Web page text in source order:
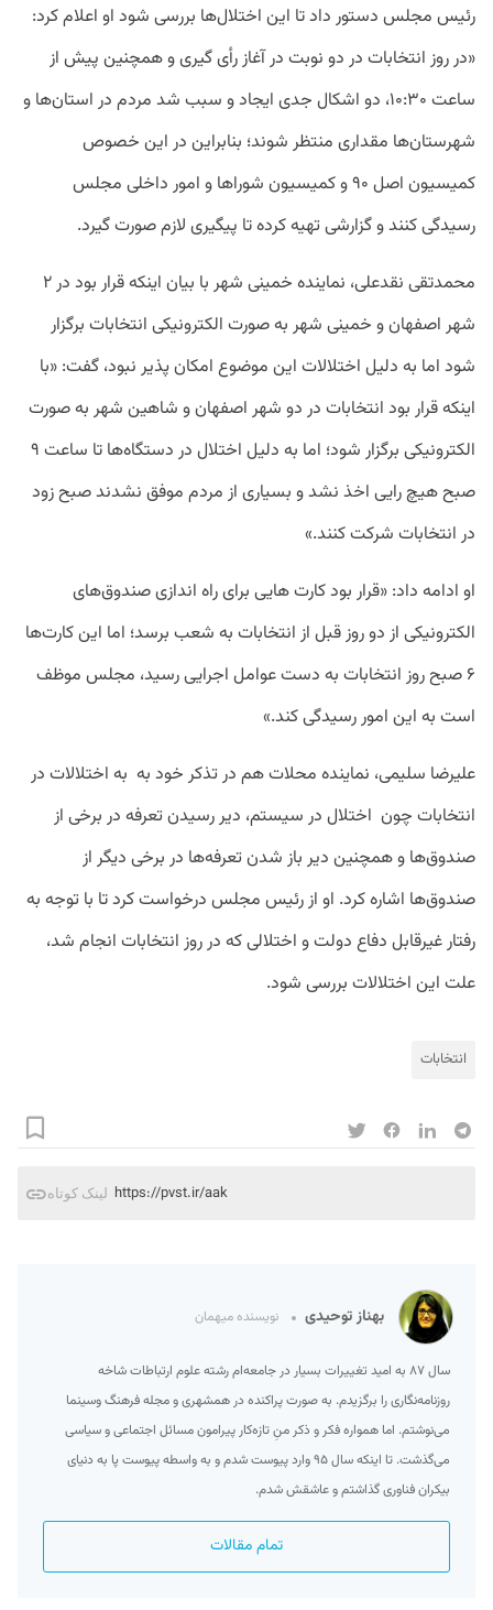
رئیس مجلس دستور داد تا این اختلال‌ها بررسی شود او اعلام کرد:
«در روز انتخابات در دو نوبت در آغاز رأی گیری و همچنین پیش از
ساعت ۱۰:۳۰، دو اشکال جدی ایجاد و سبب شد مردم در استان‌ها و
شهرستان‌ها مقداری منتظر شوند؛ بنابراین در این خصوص
کمیسیون اصل ۹۰ و کمیسیون شوراها و امور داخلی مجلس
رسیدگی کنند و گزارشی تهیه کرده تا پیگیری لازم صورت گیرد.
محمدتقی نقدعلی، نماینده خمینی شهر با بیان اینکه قرار بود در ۲
شهر اصفهان و خمینی شهر به صورت الکترونیکی انتخابات برگزار
شود اما به دلیل اختلالات این موضوع امکان پذیر نبود، گفت: «با
اینکه قرار بود انتخابات در دو شهر اصفهان و شاهین شهر به صورت
الکترونیکی برگزار شود؛ اما به دلیل اختلال در دستگاه‌ها تا ساعت ۹
صبح هیچ رایی اخذ نشد و بسیاری از مردم موفق نشدند صبح زود
در انتخابات شرکت کنند.»
او ادامه داد: «قرار بود کارت هایی برای راه اندازی صندوق‌های
الکترونیکی از دو روز قبل از انتخابات به شعب برسد؛ اما این کارت‌ها
۶ صبح روز انتخابات به دست عوامل اجرایی رسید، مجلس موظف
است به این امور رسیدگی کند.»
علیرضا سلیمی، نماینده محلات هم در تذکر خود به به اختلالات در
انتخابات چون اختلال در سیستم، دیر رسیدن تعرفه در برخی از
صندوق‌ها و همچنین دیر باز شدن تعرفه‌ها در برخی دیگر از
صندوق‌ها اشاره کرد. او از رئیس مجلس درخواست کرد تا با توجه به
رفتار غیرقابل دفاع دولت و اختلالی که در روز انتخابات انجام شد،
علت این اختلالات بررسی شود.
انتخابات
لینک کوتاه https://pvst.ir/aak
بهناز توحیدی نویسنده میهمان
سال ۸۷ به امید تغییرات بسیار در جامعه‌ام رشته علوم ارتباطات شاخه
روزنامه‌نگاری را برگزیدم. به صورت پراکنده در همشهری و مجله فرهنگ وسینما
می‌نوشتم. اما همواره فکر و ذکر منِ تازه‌کار پیرامون مسائل اجتماعی و سیاسی
می‌گذشت. تا اینکه سال ۹۵ وارد پیوست شدم و به واسطه پیوست پا به دنیای
بیکران فناوری گذاشتم و عاشقش شدم.
تمام مقالات